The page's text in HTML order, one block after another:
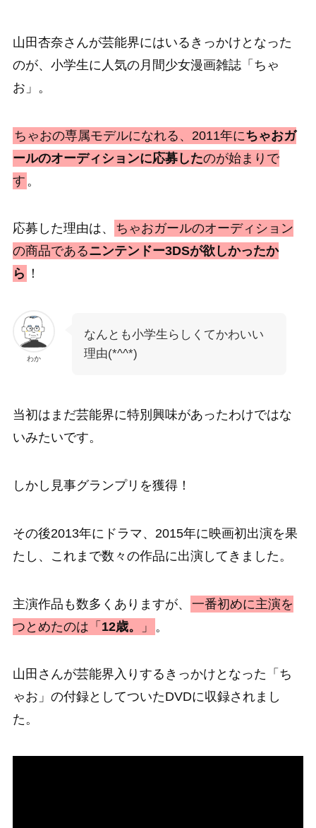
山田杏奈さんが芸能界にはいるきっかけとなった
のが、小学生に人気の月間少女漫画雑誌「ちゃ
お」。
ちゃおの専属モデルになれる、2011年にちゃおガ
ールのオーディションに応募したのが始まりで
す 。
応募した理由は、
ちゃおガールのオーディション
の商品であるニンテンドー3DSが欲しかったか
ら ！
わか
なんとも小学生らしくてかわいい
理由(*^^*)
当初はまだ芸能界に特別興味があったわけではな
いみたいです。
しかし見事グランプリを獲得！
その後2013年にドラマ、2015年に映画初出演を果
たし、これまで数々の作品に出演してきました。
主演作品も数多くありますが、
一番初めに主演を
つとめたのは「 12歳。 」 。
山田さんが芸能界入りするきっかけとなった「ち
ゃお」の付録としてついたDVDに収録されまし
た。